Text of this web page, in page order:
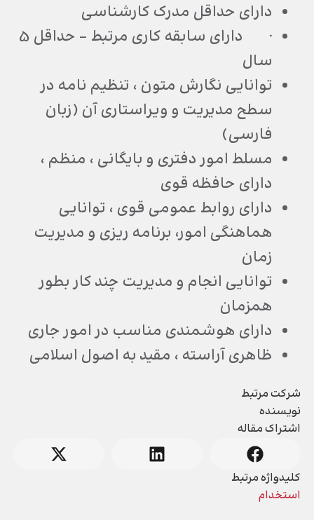
شرکت مرتبط
نویسنده
اشتراک مقاله
کلیدواژه مرتبط
استخدام
دارای حداقل مدرک کارشناسی
· دارای سابقه کاری مرتبط – حداقل 5
سال
توانایی نگارش متون ، تنظیم نامه در
سطح مدیریت و ویراستاری آن (زبان
فارسی)
مسلط امور دفتری و بایگانی ، منظم ،
دارای حافظه قوی
دارای روابط عمومی قوی ، توانایی
هماهنگی امور، برنامه ریزی و مدیریت
زمان
توانایی انجام و مدیریت چند کار بطور
همزمان
دارای هوشمندی مناسب در امور جاری
ظاهری آراسته ، مقید به اصول اسلامی